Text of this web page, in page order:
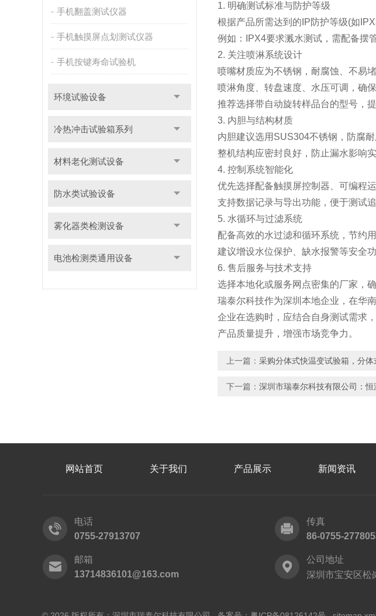
手机翻盖测试仪器
手机触摸屏点划测试仪器
手机按键寿命试验机
环境试验设备
冷热冲击试验箱系列
材料老化测试设备
防水类试验设备
雾化器类检测设备
电池检测类通用设备
1. 明确测试标准与防护等级
根据产品所需达到的IP防护等级(如
例如：IPX4要求溅水测试，需配备摆
2. 关注喷淋系统设计
喷嘴材质应为不锈钢，耐腐蚀、不易堵
喷淋角度、转盘速度、水压可调，确
推荐选择带自动旋转样品台的型号，
3. 内胆与结构材质
内胆建议选用SUS304不锈钢，防腐耐
整机结构应密封良好，防止漏水影响实
4. 控制系统智能化
优先选择配备触摸屏控制器、可编程
支持数据记录与导出功能，便于测试
5. 水循环与过滤系统
配备高效的水过滤和循环系统，节约
建议增设水位保护、缺水报警等安全功
6. 售后服务与技术支持
选择本地化或服务网点密集的厂家，
瑞泰尔科技作为深圳本地企业，在华
企业在选购时，应结合自身测试需求
产品质量提升，增强市场竞争力。
上一篇： 采购分体式快温变试验箱，分
下一篇： 深圳市瑞泰尔科技有限公司：
网站首页 关于我们 产品展示 新闻资讯
电话
0755-27913707
传真
86-0755-
邮箱
13714836101@163.com
公司地址